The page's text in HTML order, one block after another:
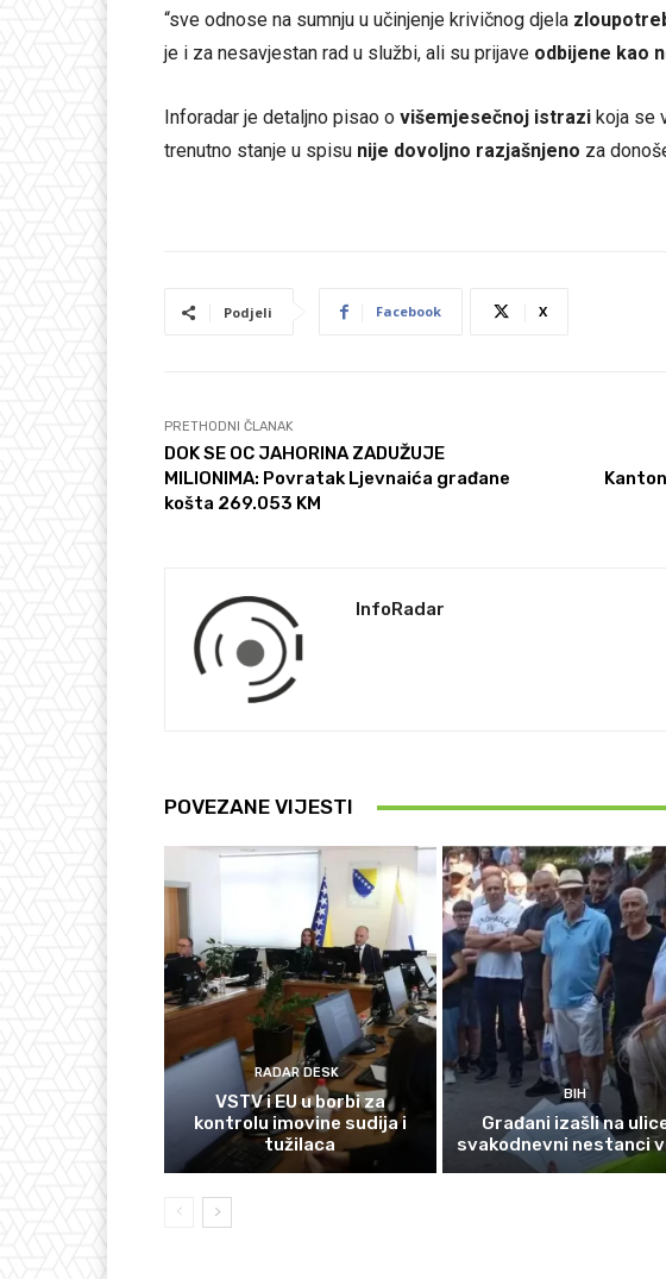
“sve odnose na sumnju u učinjenje krivičnog djela
je i za nesavjestan rad u službi, ali su prijave odbijene kao
Inforadar je detaljno pisao o višemjesečnoj istrazi koja se
trenutno stanje u spisu nije dovoljno razjašnjeno za
Podjeli Facebook X
PRETHODNI ČLANAK
DOK SE OC JAHORINA ZADUŽUJE
MILIONIMA: Povratak Ljevnaića građane
košta 269.053 KM
InfoRadar
POVEZANE VIJESTI
RADAR DESK
VSTV i EU u borbi za
kontrolu imovine sudija i
tužilaca
BIH
Građani izašli na
svakodnevni nestanci